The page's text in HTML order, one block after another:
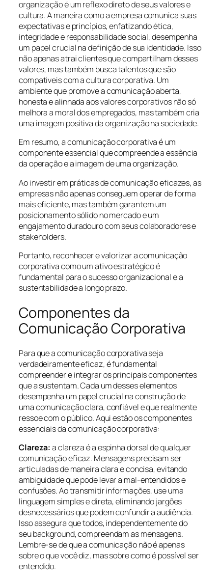
organização é um reflexo direto de seus valores e
cultura. A maneira como a empresa comunica suas
expectativas e princípios, enfatizando ética,
integridade e responsabilidade social, desempenha
um papel crucial na definição de sua identidade. Isso
não apenas atrai clientes que compartilham desses
valores, mas também busca talentos que são
compatíveis com a cultura corporativa. Um
ambiente que promove a comunicação aberta,
honesta e alinhada aos valores corporativos não só
melhora a moral dos empregados, mas também cria
uma imagem positiva da organização na sociedade.
Em resumo, a comunicação corporativa é um
componente essencial que compreende a essência
da operação e a imagem de uma organização.
Ao investir em práticas de comunicação eficazes, as
empresas não apenas conseguem operar de forma
mais eficiente, mas também garantem um
posicionamento sólido no mercado e um
engajamento duradouro com seus colaboradores e
stakeholders.
Portanto, reconhecer e valorizar a comunicação
corporativa como um ativo estratégico é
fundamental para o sucesso organizacional e a
sustentabilidade a longo prazo.
Componentes da
Comunicação Corporativa
Para que a comunicação corporativa seja
verdadeiramente eficaz, é fundamental
compreender e integrar os principais componentes
que a sustentam. Cada um desses elementos
desempenha um papel crucial na construção de
uma comunicação clara, confiável e que realmente
ressoe com o público. Aqui estão os componentes
essenciais da comunicação corporativa:
Clareza: a clareza é a espinha dorsal de qualquer
comunicação eficaz. Mensagens precisam ser
articuladas de maneira clara e concisa, evitando
ambiguidade que pode levar a mal-entendidos e
confusões. Ao transmitir informações, use uma
linguagem simples e direta, eliminando jargões
desnecessários que podem confundir a audiência.
Isso assegura que todos, independentemente do
seu background, compreendam as mensagens.
Lembre-se de que a comunicação não é apenas
sobre o que você diz, mas sobre como é possível ser
entendido.